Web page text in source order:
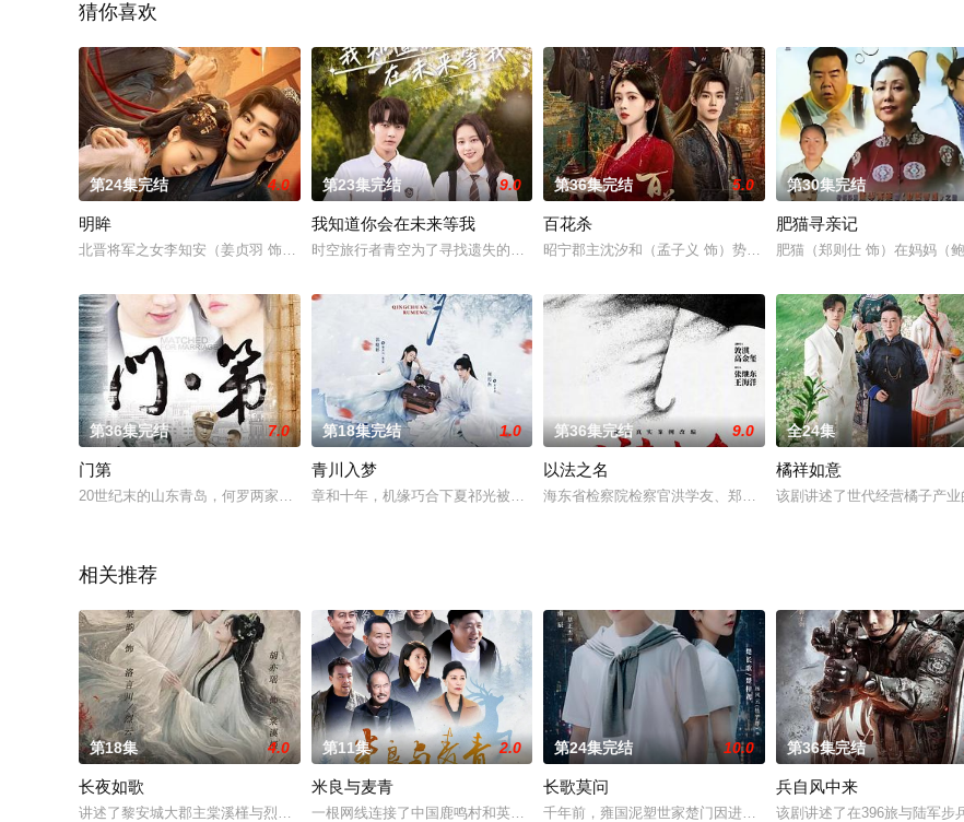
猜你喜欢
第24集完结 4.0
明眸
北晋将军之女李知安（姜贞羽 饰），被曾经最爱之人药瞎了眼睛，并遭其背叛，折辱一生，最终惨死。一朝重生后，李知安在阴差阳错
第23集完结 9.0
我知道你会在未来等我
时空旅行者青空为了寻找遗失的能量核心来到地球，与热情单纯的女大学生易欣然相识。意外获得能量
第36集完结 5.0
百花杀
昭宁郡主沈汐和（孟子义 饰）势要做云巅执棋之手，而非深庭落
第30集完结
肥猫寻亲记
肥猫（郑则仕 饰）在妈妈（
第36集完结 7.0
门第
20世纪末的山东青岛，何罗两家是往来多年的生死之交。当年何父为救战友老罗溺水身亡，撇下孤儿寡母无人照管。时至今日，何妈妈
第18集完结 1.0
青川入梦
章和十年，机缘巧合下夏祁光被父亲景王安排拜莫忘为师，世子不屑这位所谓的天下第一名师，但是对
第36集完结 9.0
以法之名
海东省检察院检察官洪学友、郑雅萍、海州市检察院检察长李栋
全24集
橘祥如意
该剧讲述了世代经营橘子产
相关推荐
第18集 4.0
长夜如歌
讲述了黎安城大郡主棠溪槿与烈云峥之间曲折动人的情感，以及他们在复杂局势中坚守初心、勇敢面对困难的爱情故事。通过剧中主人公
第11集 2.0
米良与麦青
一根网线连接了中国鹿鸣村和英国牛津，麦香通过视频向米良宣告：婚不结了。鹿鸣村开了锅，村民大
第24集完结 10.0
长歌莫问
千年前，雍国泥塑世家楚门因进贡的“十二生肖”离奇流血炸裂，惨
第36集完结
兵自风中来
该剧讲述了在396旅与陆军步